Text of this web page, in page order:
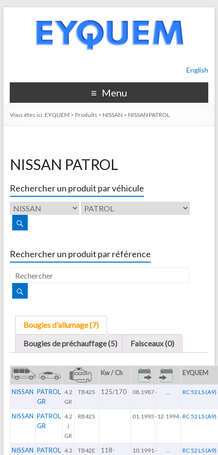
English
Menu
Vous êtes ici :EYQUEM > Produits > NISSAN > NISSAN PATROL
NISSAN PATROL
Rechercher un produit par véhicule
Rechercher un produit par référence
Bougies d'allumage (7)
Bougies de préchauffage (5)
Faisceaux (0)
Kw / Ch EYQUEM
NISSAN PATROL
GR
4.2
GR
TB42S 125/170 08.1987- RC 52 LS (A9)
NISSAN PATROL
GR
4.2
i
GR
RB42S 01.1993-12.1994 RC 52 LS (A9)
NISSAN PATROL 4.2
TB42E
118-
10.1991 - RC 52 LS (A9)